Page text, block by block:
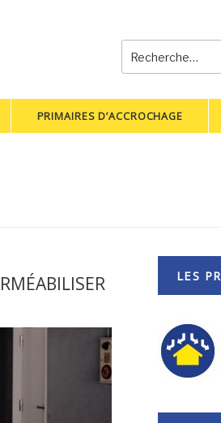
Recherche
pour
:
PRIMAIRES D’ACCROCHAGE
LES